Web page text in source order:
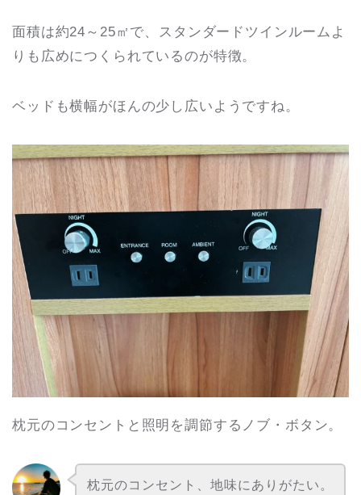
面積は約24～25㎡で、スタンダードツインルームよ
りも広めにつくられているのが特徴。
ベッドも横幅がほんの少し広いようですね。
枕元のコンセントと照明を調節するノブ・ボタン。
枕元のコンセント、地味にありがたい。